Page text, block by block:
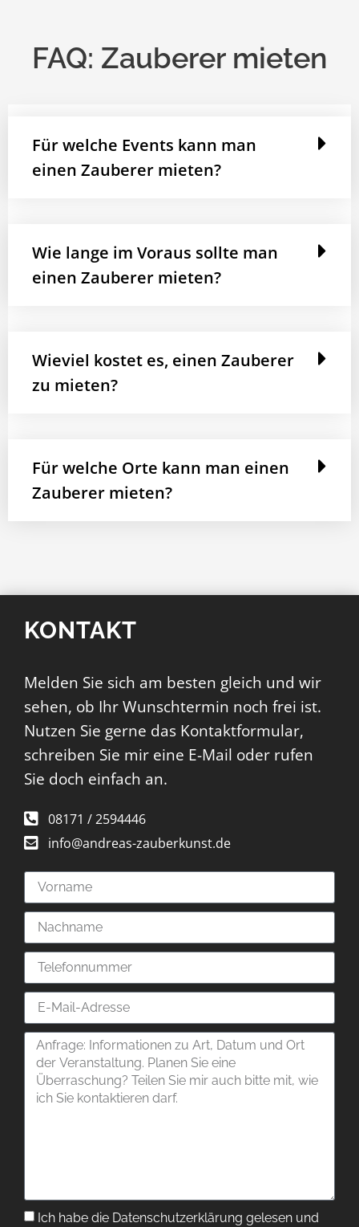
FAQ: Zauberer mieten
Für welche Events kann man
einen Zauberer mieten?
Wie lange im Voraus sollte man
einen Zauberer mieten?
Wieviel kostet es, einen Zauberer
zu mieten?
Für welche Orte kann man einen
Zauberer mieten?
KONTAKT
Melden Sie sich am besten gleich und wir
sehen, ob Ihr Wunschtermin noch frei ist.
Nutzen Sie gerne das Kontaktformular,
schreiben Sie mir eine E-Mail oder rufen
Sie doch einfach an.
08171 / 2594446
info@andreas-zauberkunst.de
Ich habe die Datenschutzerklärung gelesen und